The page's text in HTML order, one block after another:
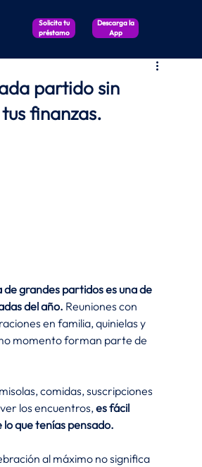
Solicita tu
préstamo
Descarga la
App
partido sin
finanzas.
grandes partidos es una de
del año. Reuniones con
en familia, quinielas y
momento forman parte de
comidas, suscripciones
los encuentros, es fácil
que tenías pensado.
al máximo no significa